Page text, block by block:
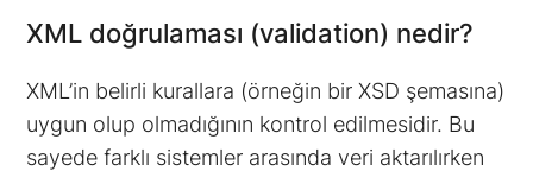
XML doğrulaması (validation) nedir?
XML’in belirli kurallara (örneğin bir XSD şemasına)
uygun olup olmadığının kontrol edilmesidir. Bu
sayede farklı sistemler arasında veri aktarılırken